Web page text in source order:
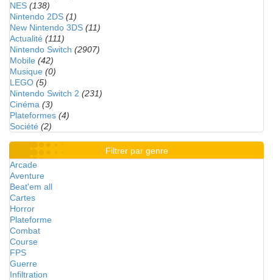
NES (138)
Nintendo 2DS (1)
New Nintendo 3DS (11)
Actualité (111)
Nintendo Switch (2907)
Mobile (42)
Musique (0)
LEGO (5)
Nintendo Switch 2 (231)
Cinéma (3)
Plateformes (4)
Société (2)
Filtrer par genre
Arcade
Aventure
Beat'em all
Cartes
Horror
Plateforme
Combat
Course
FPS
Guerre
Infiltration